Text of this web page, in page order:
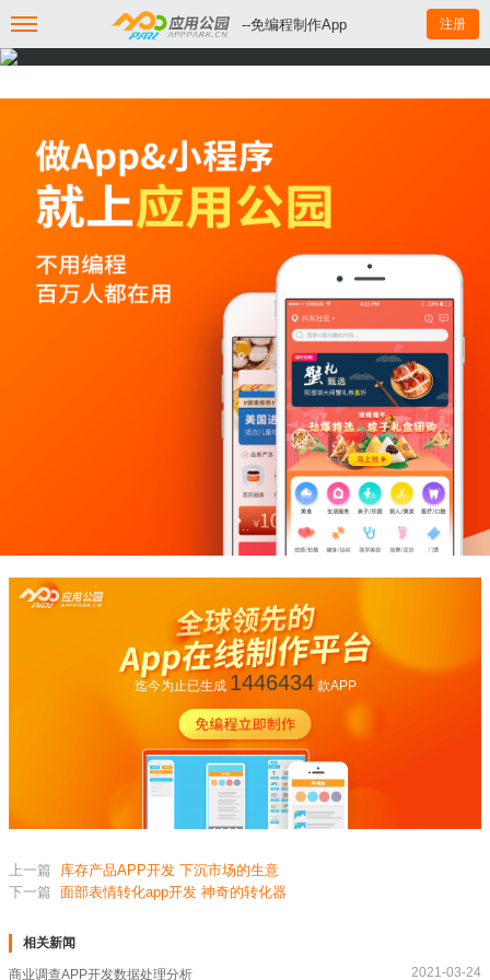
--免编程制作App 注册
迄今为止已生成 1446434款APP
上一篇
库存产品APP开发 下沉市场的生意
下一篇 面部表情转化app开发 神奇的转化器
相关新闻
商业调查APP开发数据处理分析 2021-03-24